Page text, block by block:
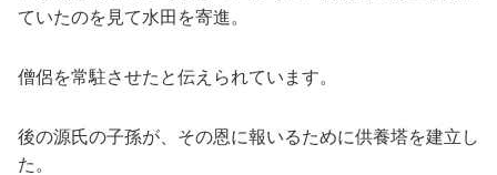
ていたのを見て水田を寄進。
僧侶を常駐させたと伝えられています。
後の源氏の子孫が、その恩に報いるために供養塔を建立し
た。